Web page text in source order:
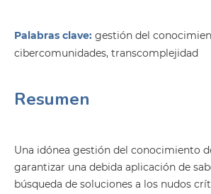
Palabras clave: gestión del
cibercomunidades, transcomplejidad
Resumen
Una idónea gestión del conocimiento
garantizar una debida aplicación de
búsqueda de soluciones a los nudos